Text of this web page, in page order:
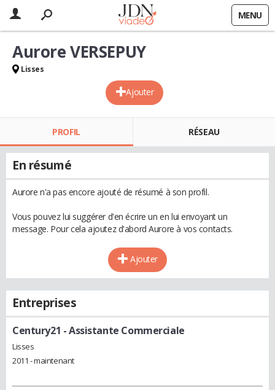
MENU
Ajouter
Aurore VERSEPUY
Lisses
PROFIL RÉSEAU
En résumé
Aurore n'a pas encore ajouté de résumé à son profil.
Vous pouvez lui suggérer d'en écrire un en lui envoyant un
message. Pour cela ajoutez d'abord Aurore à vos contacts.
Ajouter
Entreprises
Century21 - Assistante Commerciale
Lisses
2011 - maintenant